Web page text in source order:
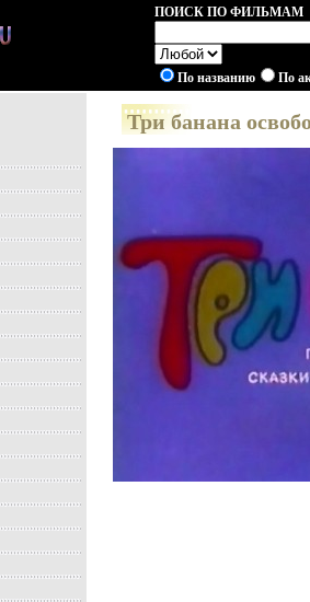
ПОИСК ПО ФИЛЬМАМ
По названию По
Три банана